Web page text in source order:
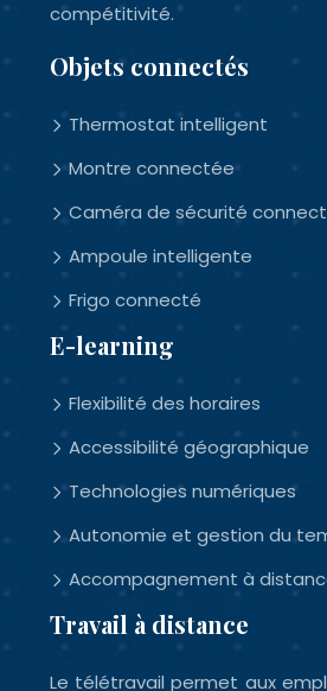
compétitivité.
Objets connectés
Thermostat intelligent
Montre connectée
Caméra de sécurité
Ampoule intelligente
Frigo connecté
E-learning
Flexibilité des horaires
Accessibilité géographique
Technologies numériques
Autonomie et gestion du
Accompagnement à
Travail à distance
Le télétravail permet aux